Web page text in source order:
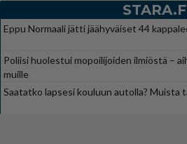
Eppu Normaali jätti jäähyväiset 44
Poliisi huolestui mopoilijoiden ilmiöstä –
muille
Saatatko lapsesi kouluun autolla? Muista